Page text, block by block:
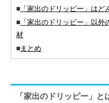
■「家出のドリッピー」はど
■「家出のドリッピー」以外
材
■まとめ
「家出のドリッピー」と